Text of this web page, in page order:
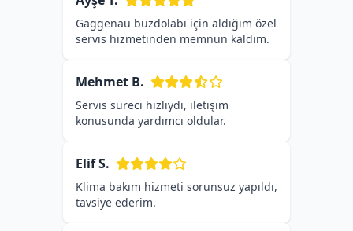
Gaggenau buzdolabı için aldığım özel
servis hizmetinden memnun kaldım.
Mehmet B.
Servis süreci hızlıydı, iletişim
konusunda yardımcı oldular.
Elif S.
Klima bakım hizmeti sorunsuz yapıldı,
tavsiye ederim.